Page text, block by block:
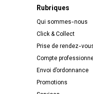
Rubriques
Qui sommes-nous
Click & Collect
Prise de rendez-
Compte
Envoi d’ordonnance
Promotions